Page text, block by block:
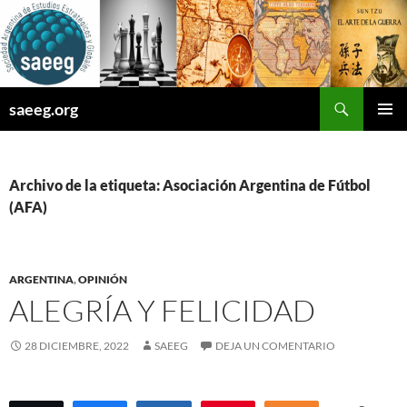
Saltar
al
contenido
saeeg.org
Archivo de la etiqueta: Asociación Argentina de Fútbol
(AFA)
ARGENTINA,OPINIÓN
ALEGRÍA Y FELICIDAD
28 DICIEMBRE, 2022 SAEEG DEJA UN COMENTARIO